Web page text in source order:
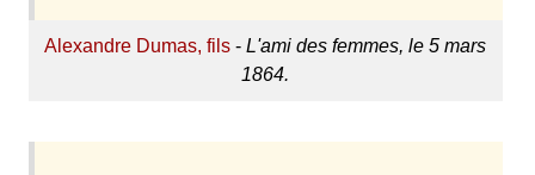
Alexandre Dumas, fils -L'ami des femmes, le 5 mars
1864.